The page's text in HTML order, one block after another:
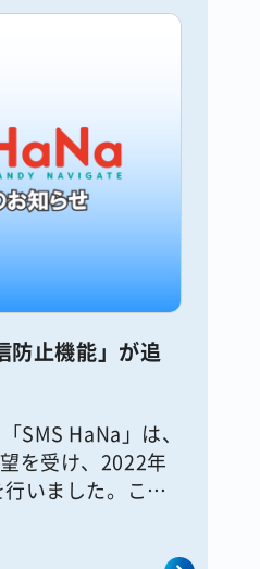
防止機能」が追
SMS HaNa」は、
を受け、2022年
いました。この
面は予告なく変